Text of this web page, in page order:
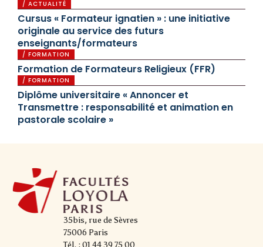
/ ACTUALITÉ
Cursus « Formateur ignatien » : une initiative
originale au service des futurs
enseignants/formateurs
/ FORMATION
Formation de Formateurs Religieux (FFR)
/ FORMATION
Diplôme universitaire « Annoncer et
Transmettre : responsabilité et animation en
pastorale scolaire »
35bis, rue de Sèvres
75006 Paris
Tél. : 01 44 39 75 00